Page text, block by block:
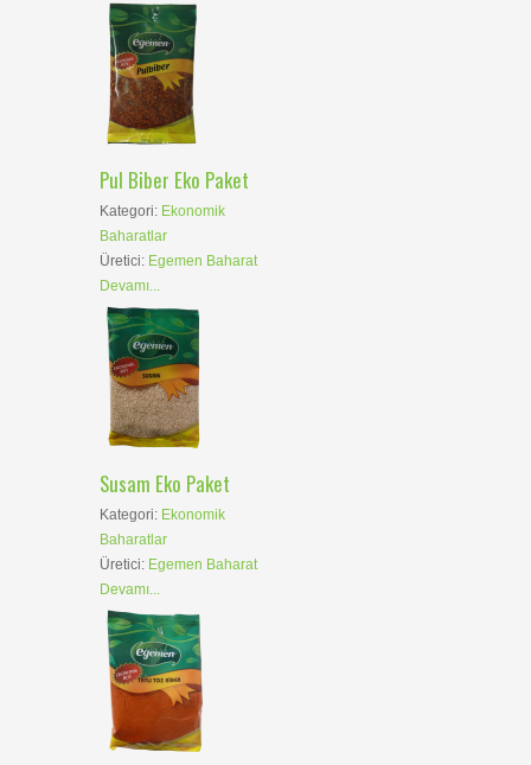
Pul Biber Eko Paket
Kategori: Ekonomik
Baharatlar
Üretici: Egemen Baharat
Devamı...
Susam Eko Paket
Kategori: Ekonomik
Baharatlar
Üretici: Egemen Baharat
Devamı...